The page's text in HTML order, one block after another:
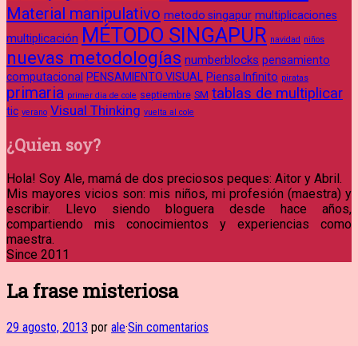
Material manipulativo metodo singapur multiplicaciones
multiplicación MÉTODO SINGAPUR navidad niños
nuevas metodologías numberblocks pensamiento
computacional
PENSAMIENTO VISUAL Piensa Infinito piratas
primaria primer dia de cole septiembre SM tablas de multiplicar
tic verano Visual Thinking vuelta al cole
¿Quien soy?
Hola! Soy Ale, mamá de dos preciosos peques: Aitor y Abril.
Mis mayores vicios son: mis niños, mi profesión (maestra) y
escribir. Llevo siendo bloguera desde hace años,
compartiendo mis conocimientos y experiencias como
maestra.
Since 2011
La frase misteriosa
29 agosto, 2013 por ale·Sin comentarios